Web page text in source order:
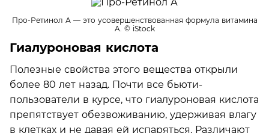
Про-Ретинол А — это усовершенствованная формула витамина
A. © iStock
Гиалуроновая кислота
Полезные свойства этого вещества открыли
более 80 лет назад. Почти все бьюти-
пользователи в курсе, что гиалуроновая кислота
препятствует обезвоживанию, удерживая влагу
в клетках и не давая ей испаряться. Различают